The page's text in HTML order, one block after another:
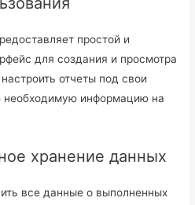
простой и
для создания и просмотра
отчеты под свои
необходимую информацию на
хранение данных
все данные о выполненных